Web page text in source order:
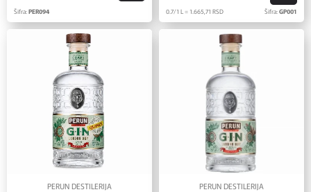
Šifra:PER094 0.7/1 L = 1.665,71 RSD Šifra:GP001
PERUN DESTILERIJA PERUN DESTILERIJA